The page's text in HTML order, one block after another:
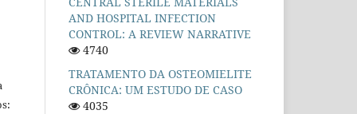
AND HOSPITAL INFECTION
CONTROL: A REVIEW NARRATIVE
4740
TRATAMENTO DA OSTEOMIELITE
CRÔNICA: UM ESTUDO DE CASO
4035